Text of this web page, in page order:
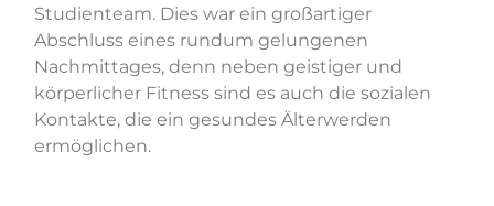
Studienteam. Dies war ein großartiger
Abschluss eines rundum gelungenen
Nachmittages, denn neben geistiger und
körperlicher Fitness sind es auch die sozialen
Kontakte, die ein gesundes Älterwerden
ermöglichen.